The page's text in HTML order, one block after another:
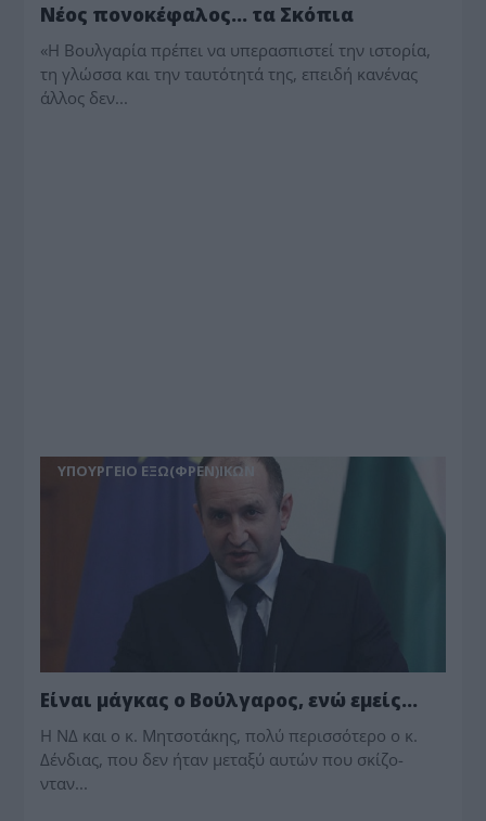
Νέος πονοκέφαλος… τα Σκόπια
«Η Βουλγαρία πρέπει να υπερασπιστεί την ιστορία,
τη γλώσσα και την ταυτότητά της, επειδή κανένας
άλλος δεν...
ΥΠΟΥΡΓΕΙΟ ΕΞΩ(ΦΡΕΝ)ΙΚΩΝ
Είναι μάγκας ο Βούλγαρος, ενώ εμείς…
Η ΝΔ και ο κ. Μητσοτάκης, πολύ περισσότερο ο κ.
Δένδιας, που δεν ήταν μεταξύ αυτών που σκίζο­
νταν...